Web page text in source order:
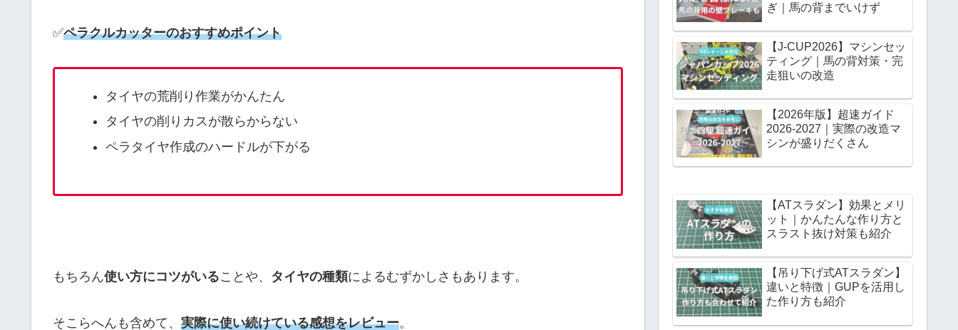
✅ペラクルカッターのおすすめポイント
タイヤの荒削り作業がかんたん
タイヤの削りカスが散らからない
ペラタイヤ作成のハードルが下がる
もちろん使い方にコツがいることや、 タイヤの種類によるむずかしさもあります。
そこらへんも含めて、 実際に使い続けている感想をレビュー。
ぎ｜馬の背までいけず
【J-CUP2026】マシンセッ
ティング｜馬の背対策・完
走狙いの改造
【2026年版】超速ガイド
2026-2027｜実際の改造マ
シンが盛りだくさん
【ATスラダン】効果とメリ
ット｜かんたんな作り方と
スラスト抜け対策も紹介
【吊り下げ式ATスラダン】
違いと特徴｜GUPを活用し
た作り方も紹介